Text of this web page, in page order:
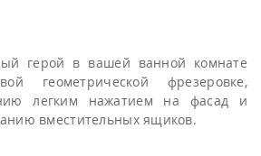
герой в вашей ванной комнате
геометрической фрезеровке,
легким нажатием на фасад и
вместительных ящиков.